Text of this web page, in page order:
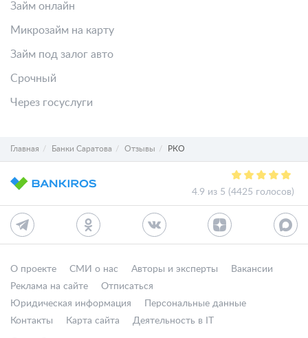
Займ онлайн
Микрозайм на карту
Займ под залог авто
Срочный
Через госуслуги
Главная Банки Саратова Отзывы РКО
4.9 из 5 (4425 голосов)
О проекте СМИ о нас Авторы и эксперты
Вакансии
Реклама на сайте
Отписаться
Юридическая информация
Персональные данные
Контакты
Карта сайта Деятельность в IT